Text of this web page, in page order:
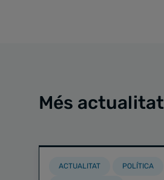
Més actualitat
ACTUALITAT POLÍTICA